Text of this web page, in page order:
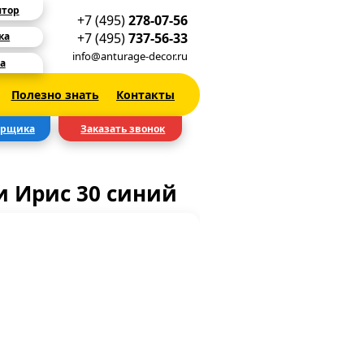
+7 (495)278-07-56
+7 (495)737-56-33
info@anturage-decor.ru
Полезно знать Контакты
Заказать звонок
Ирис 30 синий